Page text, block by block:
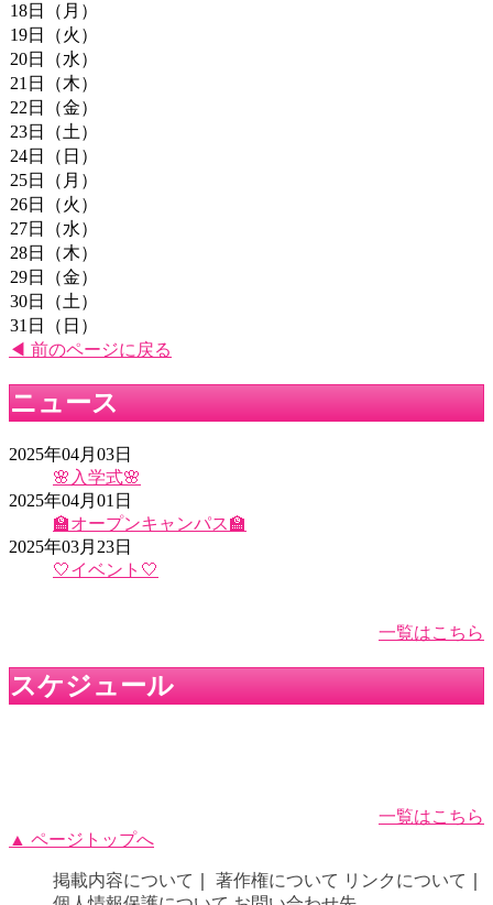
18日（月）
19日（火）
20日（水）
21日（木）
22日（金）
23日（土）
24日（日）
25日（月）
26日（火）
27日（水）
28日（木）
29日（金）
30日（土）
31日（日）
◀ 前のページに戻る
ニュース
2025年04月03日
🌸入学式🌸
2025年04月01日
🏫オープンキャンパス🏫
2025年03月23日
🤍イベント🤍
一覧はこちら
スケジュール
一覧はこちら
▲ ページトップへ
掲載内容について 著作権について リンクについて